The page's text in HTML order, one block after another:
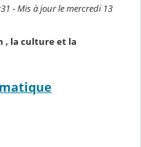
- Mis à jour le mercredi 13
, la culture et la